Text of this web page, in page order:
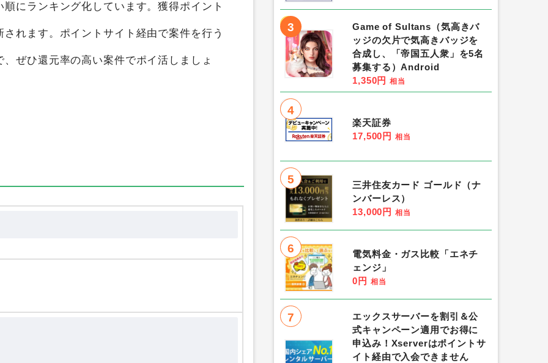
にランキング化しています。獲得ポイント
れます。ポイントサイト経由で案件を行う
ぜひ還元率の高い案件でポイ活しましょ
3
Game of Sultans（気高きバ
ッジの欠片で気高きバッジを
合成し、「帝国五人衆」を5名
募集する）Android
1,350円 相当
4
楽天証券
17,500円 相当
5
三井住友カード ゴールド（ナ
ンバーレス）
13,000円 相当
6
電気料金・ガス比較「エネチ
ェンジ」
0円 相当
7
エックスサーバーを割引＆公
式キャンペーン適用でお得に
申込み！Xserverはポイントサ
イト経由で入会できません